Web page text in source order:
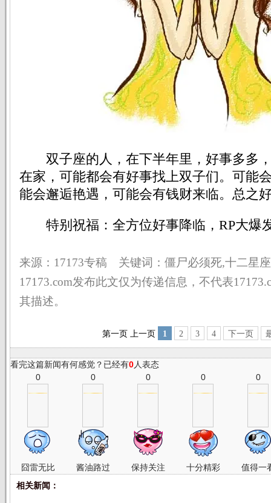
双子座的人，在下半年里，好事多多
在家，可能都会有好事找上双子们。可能
能会邂逅艳遇，可能会有钱财来临。总之
特别祝福：全方位好事降临，RP大爆
来源：17173专稿 关键词：僵尸必须死,十二星座
17173.com发布此文仅为传递信息，不代表
其描述。
第一页 上一页 1 2 3 4 下一页
看完这篇新闻有何感觉？已经有0人表态
0
囧雷无比
0
酱油路过
0
保持关注
0
十分精彩
0
值得一
相关新闻：